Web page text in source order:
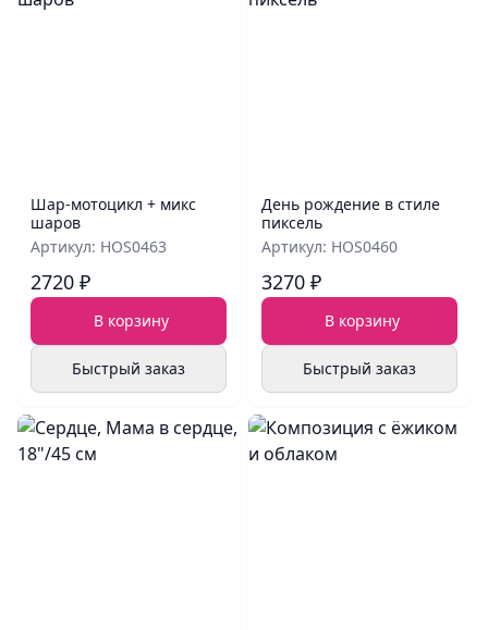
Шар‑мотоцикл + микс
шаров
Артикул: HOS0463
2720 ₽
В корзину
Быстрый заказ
День рождение в стиле
пиксель
Артикул: HOS0460
3270 ₽
В корзину
Быстрый заказ